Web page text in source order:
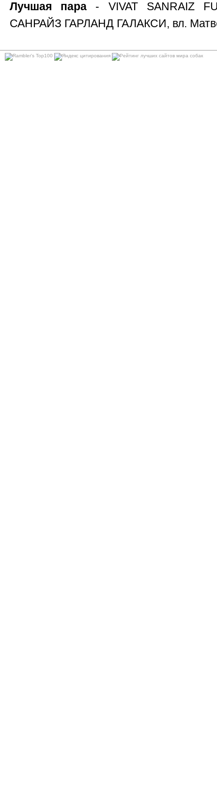
Лучшая пара - VIVAT SANRAIZ
САНРАЙЗ ГАРЛАНД ГАЛАКСИ, вл.